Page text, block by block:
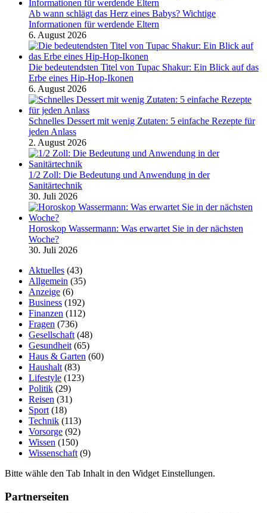
Ab wann schlägt das Herz eines Babys? Wichtige
Informationen für werdende Eltern
6. August 2026
Die bedeutendsten Titel von Tupac Shakur: Ein Blick auf das
Erbe eines Hip-Hop-Ikonen
6. August 2026
Schnelles Dessert mit wenig Zutaten: 5 einfache Rezepte für
jeden Anlass
2. August 2026
1/2 Zoll: Die Bedeutung und Anwendung in der
Sanitärtechnik
30. Juli 2026
Horoskop Wassermann: Was erwartet Sie in der nächsten
Woche?
30. Juli 2026
Aktuelles (43)
Allgemein (35)
Anzeige (6)
Business (192)
Finanzen (112)
Fragen (736)
Gesellschaft (48)
Gesundheit (65)
Haus & Garten (60)
Haushalt (83)
Lifestyle (123)
Politik (29)
Reisen (31)
Sport (18)
Technik (113)
Vorsorge (92)
Wissen (150)
Wissenschaft (9)
Bitte wähle den Tab Inhalt in den Widget Einstellungen.
Partnerseiten